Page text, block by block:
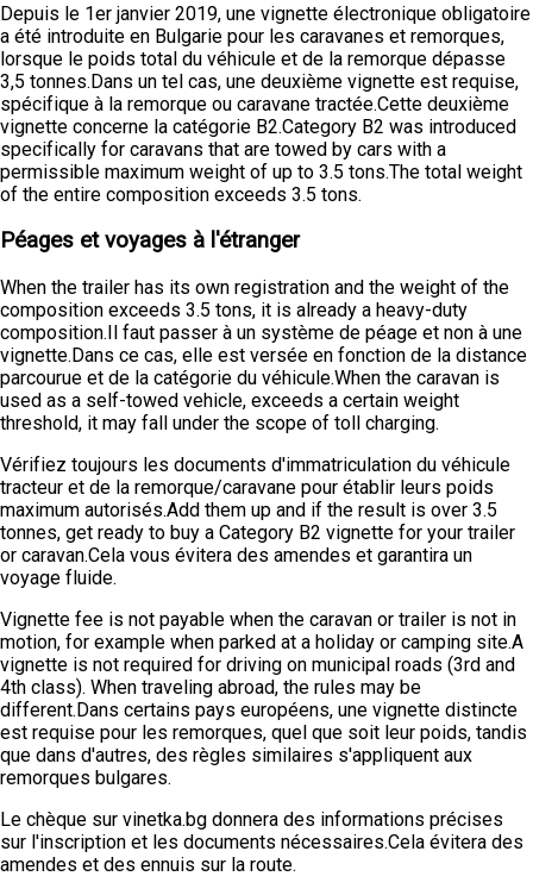
Depuis le 1er janvier 2019, une vignette électronique obligatoire
a été introduite en Bulgarie pour les caravanes et remorques,
lorsque le poids total du véhicule et de la remorque dépasse
3,5 tonnes.Dans un tel cas, une deuxième vignette est requise,
spécifique à la remorque ou caravane tractée.Cette deuxième
vignette concerne la catégorie B2.Category B2 was introduced
specifically for caravans that are towed by cars with a
permissible maximum weight of up to 3.5 tons.The total weight
of the entire composition exceeds 3.5 tons.
Péages et voyages à l'étranger
When the trailer has its own registration and the weight of the
composition exceeds 3.5 tons, it is already a heavy-duty
composition.Il faut passer à un système de péage et non à une
vignette.Dans ce cas, elle est versée en fonction de la distance
parcourue et de la catégorie du véhicule.When the caravan is
used as a self-towed vehicle, exceeds a certain weight
threshold, it may fall under the scope of toll charging.
Vérifiez toujours les documents d'immatriculation du véhicule
tracteur et de la remorque/caravane pour établir leurs poids
maximum autorisés.Add them up and if the result is over 3.5
tonnes, get ready to buy a Category B2 vignette for your trailer
or caravan.Cela vous évitera des amendes et garantira un
voyage fluide.
Vignette fee is not payable when the caravan or trailer is not in
motion, for example when parked at a holiday or camping site.A
vignette is not required for driving on municipal roads (3rd and
4th class). When traveling abroad, the rules may be
different.Dans certains pays européens, une vignette distincte
est requise pour les remorques, quel que soit leur poids, tandis
que dans d'autres, des règles similaires s'appliquent aux
remorques bulgares.
Le chèque sur vinetka.bg donnera des informations précises
sur l'inscription et les documents nécessaires.Cela évitera des
amendes et des ennuis sur la route.